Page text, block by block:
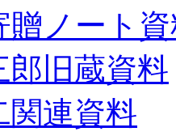
贈ノート
郎旧蔵資料
関連資料